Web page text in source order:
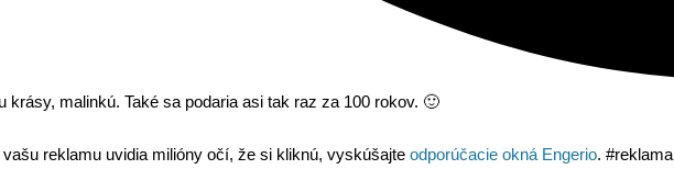
malinkú. Také sa podaria asi tak raz za 100 rokov. 🙂
reklamu uvidia milióny očí, že si kliknú, vyskúšajte odporúčacie okná Engerio. #reklama